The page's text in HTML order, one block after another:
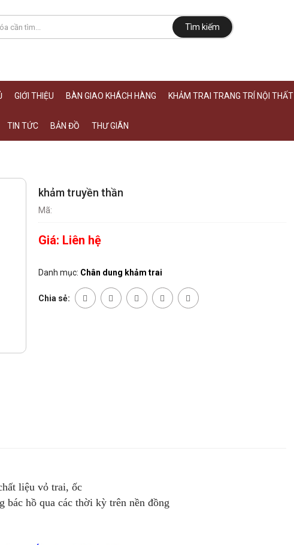
Tìm kiếm
GIỚI THIỆU BÀN GIAO KHÁCH HÀNG KHẢM TRAI TRANG TRÍ NỘI THẤT
TIN TỨC BẢN ĐỒ THƯ GIÃN
khảm truyền thần
Mã:
Giá: Liên hệ
Danh mục: Chân dung khảm trai
Chia sẻ:
liệu vỏ trai, ốc
bác hồ qua các thời kỳ trên nền đồng